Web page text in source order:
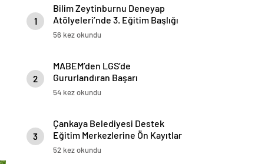
1
Bilim Zeytinburnu Deneyap
Atölyeleri’nde 3. Eğitim Başlığı
Başarıyla Tamamlandı
56 kez okundu
2
MABEM’den LGS’de
Gururlandıran Başarı
54 kez okundu
3
Çankaya Belediyesi Destek
Eğitim Merkezlerine Ön Kayıtlar
Başladı
52 kez okundu